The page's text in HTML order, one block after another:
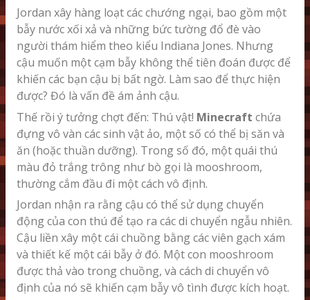
Jordan xây hàng loạt các chướng ngại, bao gồm một
bẫy nước xối xả và những bức tường đổ đè vào
người thám hiểm theo kiểu Indiana Jones. Nhưng
cậu muốn một cạm bẫy không thể tiên đoán được để
khiến các bạn cậu bị bất ngờ. Làm sao để thực hiện
được? Đó là vấn đề ám ảnh cậu.
Thế rồi ý tưởng chợt đến: Thú vật! Minecraft chứa
đựng vô vàn các sinh vật ảo, một số có thể bị săn và
ăn (hoặc thuần dưỡng). Trong số đó, một quái thú
màu đỏ trắng trông như bò gọi là mooshroom,
thường cắm đầu đi một cách vô định.
Jordan nhận ra rằng cậu có thể sử dụng chuyển
động của con thú để tạo ra các di chuyển ngẫu nhiên.
Cậu liền xây một cái chuồng bằng các viên gạch xám
và thiết kế một cái bẫy ở đó. Một con mooshroom
được thả vào trong chuồng, và cách di chuyển vô
định của nó sẽ khiến cạm bẫy vô tình được kích hoạt.